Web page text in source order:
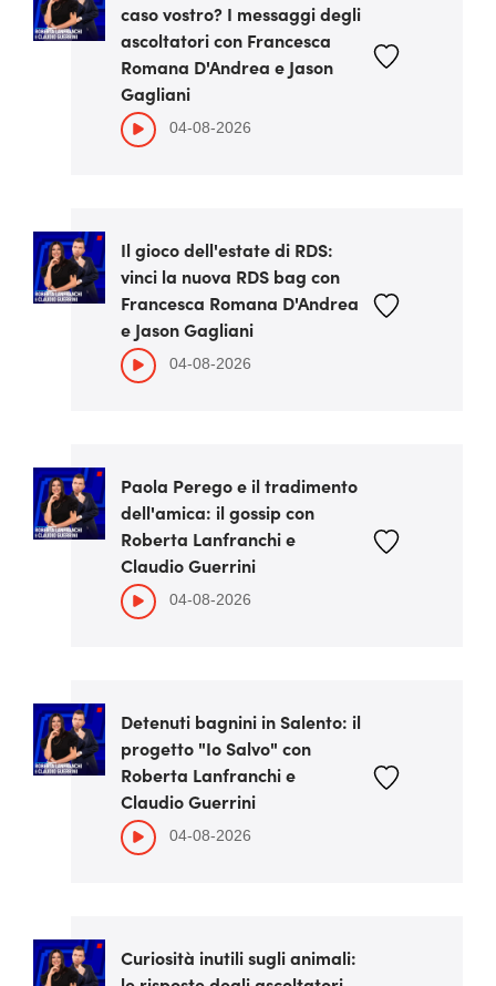
caso vostro? I messaggi degli
ascoltatori con Francesca
Romana D'Andrea e Jason
Gagliani
04-08-2026
Il gioco dell'estate di RDS:
vinci la nuova RDS bag con
Francesca Romana D'Andrea
e Jason Gagliani
04-08-2026
Paola Perego e il tradimento
dell'amica: il gossip con
Roberta Lanfranchi e
Claudio Guerrini
04-08-2026
Detenuti bagnini in Salento: il
progetto "Io Salvo" con
Roberta Lanfranchi e
Claudio Guerrini
04-08-2026
Curiosità inutili sugli animali: